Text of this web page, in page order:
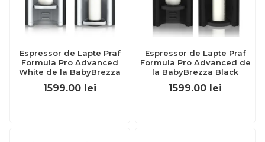
Espressor de Lapte Praf
Formula Pro Advanced
White de la BabyBrezza
1599.00 lei
Espressor de Lapte Praf
Formula Pro Advanced de
la BabyBrezza Black
1599.00 lei